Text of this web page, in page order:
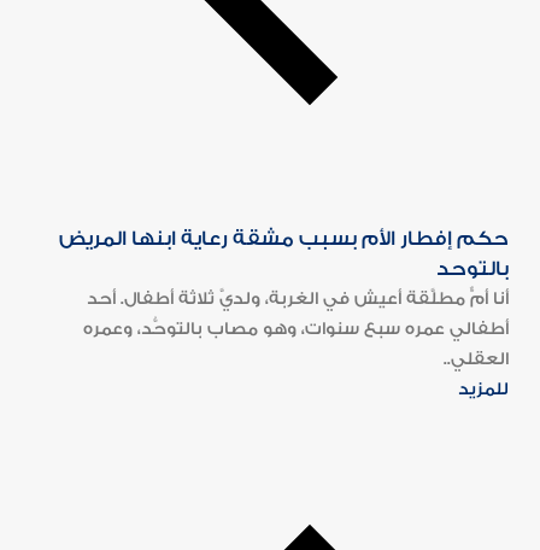
حكم إفطار الأم بسبب مشقة رعاية ابنها المريض
بالتوحد
أنا أمٌّ مطلَّقة أعيش في الغربة، ولديَّ ثلاثة أطفال. أحد
أطفالي عمره سبع سنوات، وهو مصاب بالتوحُّد، وعمره
العقلي..
للمزيد